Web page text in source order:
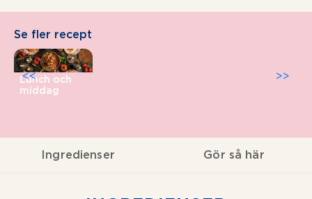
Se fler recept
Lunch och
middag
>>
<<
Ingredienser Gör så här